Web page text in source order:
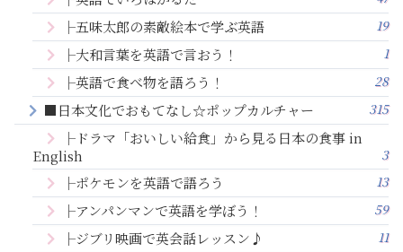
├五味太郎の素敵絵本で学ぶ英語 19
├大和言葉を英語で言おう！ 1
├英語で食べ物を語ろう！ 28
■日本文化でおもてなし☆ポップカルチャー 315
├ドラマ「おいしい給食」から見る日本の食事 in
English
3
├ポケモンを英語で語ろう 13
├アンパンマンで英語を学ぼう！ 59
├ジブリ映画で英会話レッスン♪ 11